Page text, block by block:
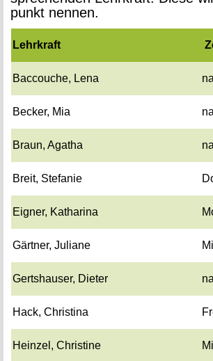
punkt nen­nen.
Lehr­kraft
Bac­cou­che, Lena
Be­cker, Mia
Braun, Aga­tha
Breit, Ste­fa­nie
Eig­ner, Ka­tha­ri­na
Gärt­ner, Ju­lia­ne
Gerts­hau­ser, Die­ter
Hack, Chris­ti­na
Hein­zel, Chris­ti­ne